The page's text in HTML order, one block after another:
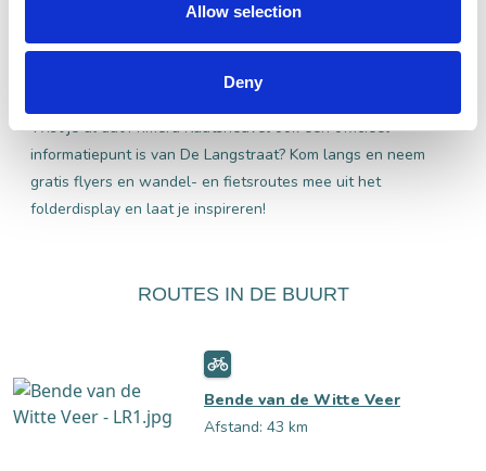
Allow selection
Deny
Toeristisch Informatie Punt
Wist je al dat Primera Kaatsheuvel ook een officieel
informatiepunt is van De Langstraat? Kom langs en neem
gratis flyers en wandel- en fietsroutes mee uit het
folderdisplay en laat je inspireren!
ROUTES IN DE BUURT
Bende van de Witte Veer
Afstand: 43 km